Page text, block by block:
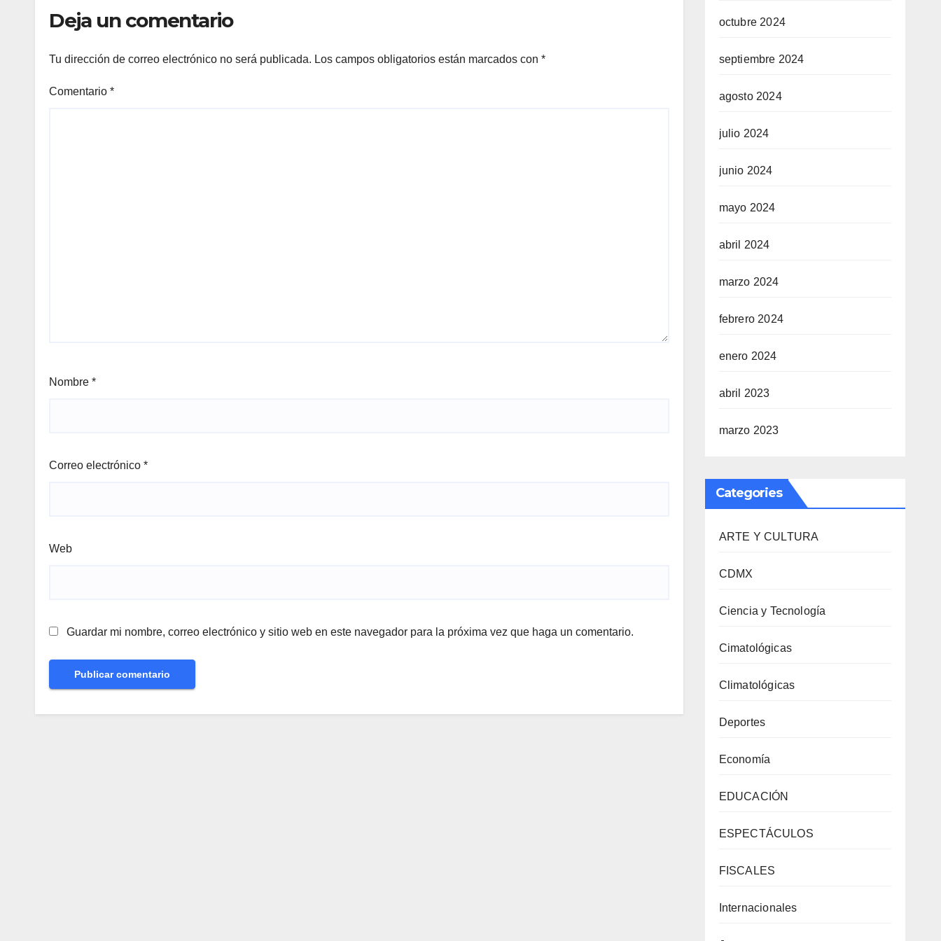
Deja un comentario
Tu dirección de correo electrónico no será publicada. Los campos obligatorios están marcados con *
Comentario *
Nombre *
Correo electrónico *
Web
Guardar mi nombre, correo electrónico y sitio web en este navegador para la próxima vez que haga un comentario.
octubre 2024
septiembre 2024
agosto 2024
julio 2024
junio 2024
mayo 2024
abril 2024
marzo 2024
febrero 2024
enero 2024
abril 2023
marzo 2023
Categories
ARTE Y CULTURA
CDMX
Ciencia y Tecnología
Cimatológicas
Climatológicas
Deportes
Economía
EDUCACIÓN
ESPECTÁCULOS
FISCALES
Internacionales